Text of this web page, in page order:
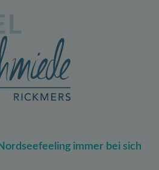
immer bei sich